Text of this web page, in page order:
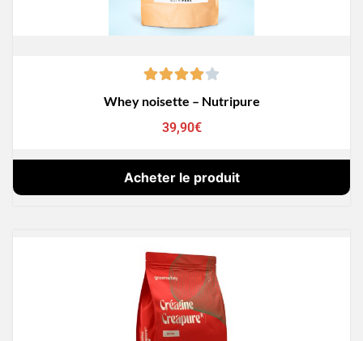
Whey noisette – Nutripure
39,90€
Acheter le produit